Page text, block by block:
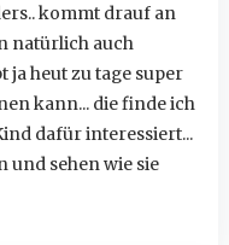
kommt drauf an
natürlich auch
ja heut zu tage super
kann... die finde ich
dafür interessiert...
und sehen wie sie